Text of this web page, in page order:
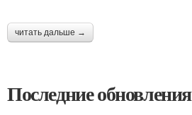
читать дальше →
Последние